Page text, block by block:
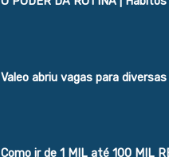
Valeo abriu vagas para
Como ir de 1 MIL até 100 MIL